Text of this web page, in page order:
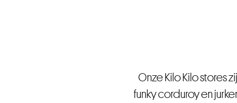
Onze Kilo Kilo stores
funky corduroy en